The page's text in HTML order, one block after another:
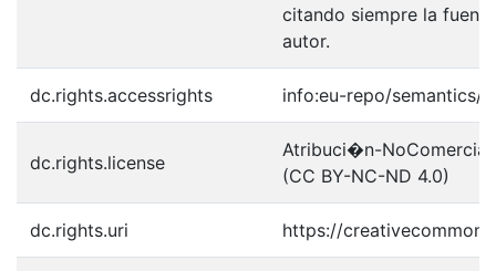
citando siempre la
autor.
dc.rights.accessrights info:eu-repo/semantics/
dc.rights.license
Atribuci�n-
(CC BY-NC-ND 4.0)
dc.rights.uri https://